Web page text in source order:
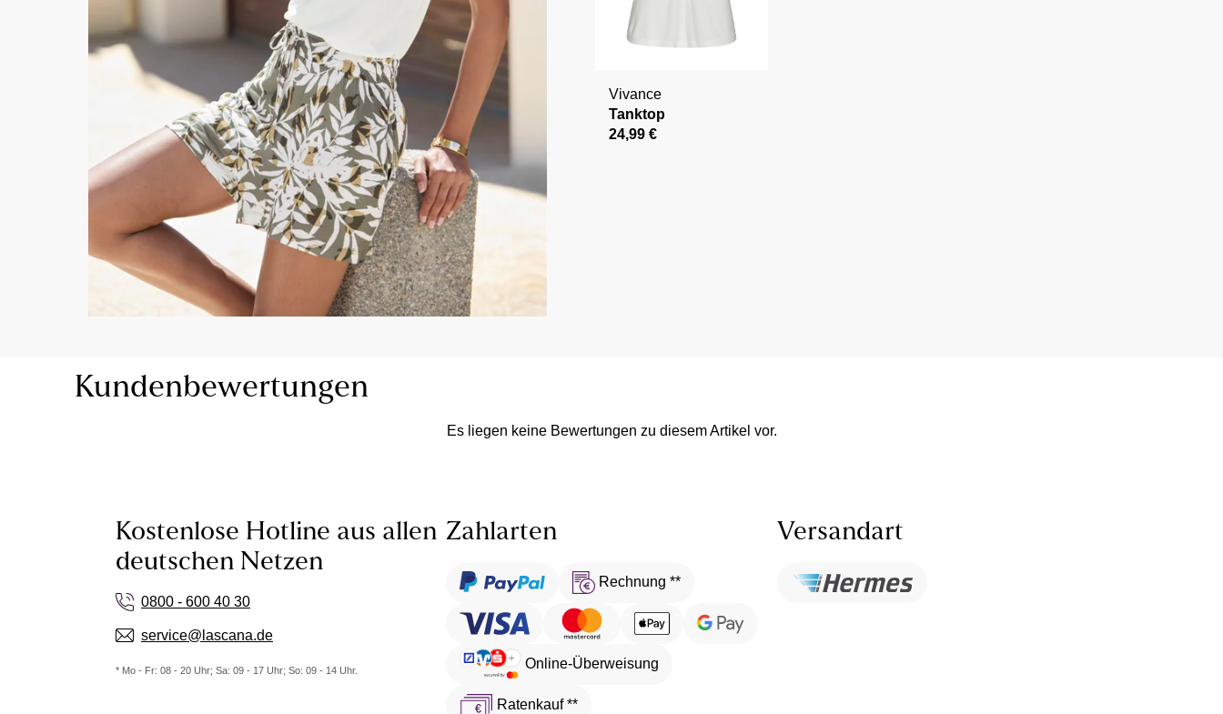
Vivance
Tanktop
24,99 €
Kundenbewertungen
Es liegen keine Bewertungen zu diesem Artikel vor.
Kostenlose Hotline aus allen
deutschen Netzen
0800 - 600 40 30
service@lascana.de
* Mo - Fr: 08 - 20 Uhr; Sa: 09 - 17 Uhr; So: 09 - 14 Uhr.
Zahlarten
Rechnung **
Online-Überweisung
Ratenkauf **
Versandart